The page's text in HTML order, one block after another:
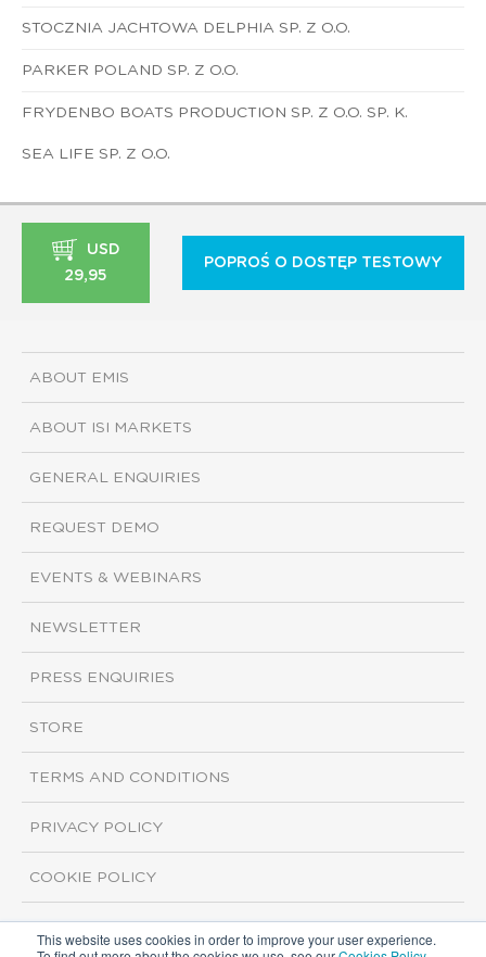
This website uses cookies in order to improve your user experience.
STOCZNIA JACHTOWA DELPHIA SP. Z O.O.
PARKER POLAND SP. Z O.O.
FRYDENBO BOATS PRODUCTION SP. Z O.O. SP. K.
SEA LIFE SP. Z O.O.
USD
29,95
POPROŚ O DOSTĘP TESTOWY
ABOUT EMIS
ABOUT ISI MARKETS
GENERAL ENQUIRIES
REQUEST DEMO
EVENTS & WEBINARS
NEWSLETTER
PRESS ENQUIRIES
STORE
TERMS AND CONDITIONS
PRIVACY POLICY
COOKIE POLICY
Copyright ©2026 ISI Markets. All rights reserved.